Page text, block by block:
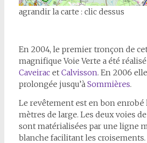
agrandir la carte : clic dessus
En 2004, le premier tronçon de
magnifique Voie Verte a été
Caveiracet Calvisson. En 2006
prolongée jusqu’à Sommières.
Le revêtement est en bon enrobé
mètres de large. Les deux voies
sont matérialisées par une ligne
blanche facilitant les croisements.